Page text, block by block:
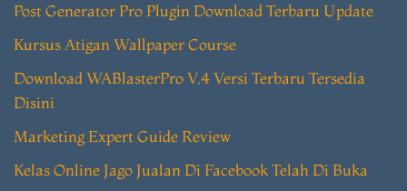
Post Generator Pro Plugin Download Terbaru Update
Kursus Atigan Wallpaper Course
Download WABlasterPro V.4 Versi Terbaru Tersedia
Disini
Marketing Expert Guide Review
Kelas Online Jago Jualan Di Facebook Telah Di Buka